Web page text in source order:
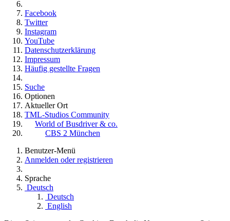
Facebook
Twitter
Instagram
YouTube
Datenschutzerklärung
Impressum
Häufig gestellte Fragen
Suche
Optionen
Aktueller Ort
TML-Studios Community
World of Busdriver & co.
CBS 2 München
Benutzer-Menü
Anmelden oder registrieren
Sprache
Deutsch
Deutsch
English